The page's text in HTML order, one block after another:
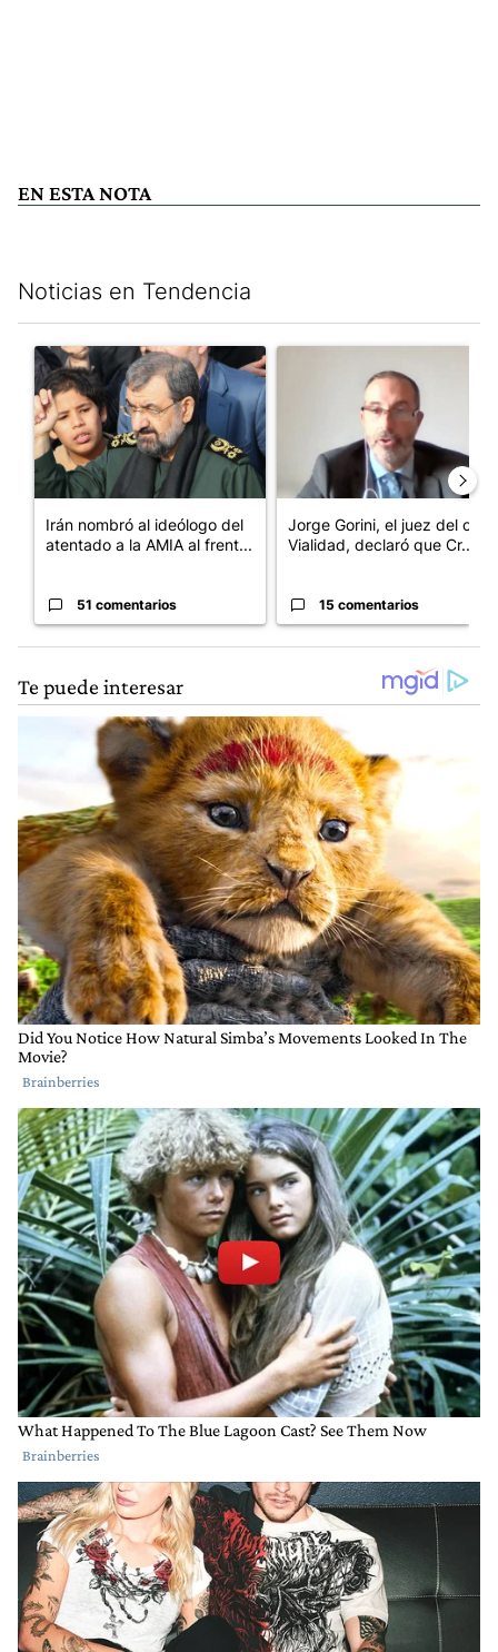
EN ESTA NOTA
Noticias en Tendencia
Un artículo de tendencia con el título "Irán nombró al ideólogo
Irán nombró al ideólogo del
atentado a la AMIA al frent...
51 comentarios
Jorge Gorini, el juez del caso
Vialidad, declaró que Cr...
15 comentarios